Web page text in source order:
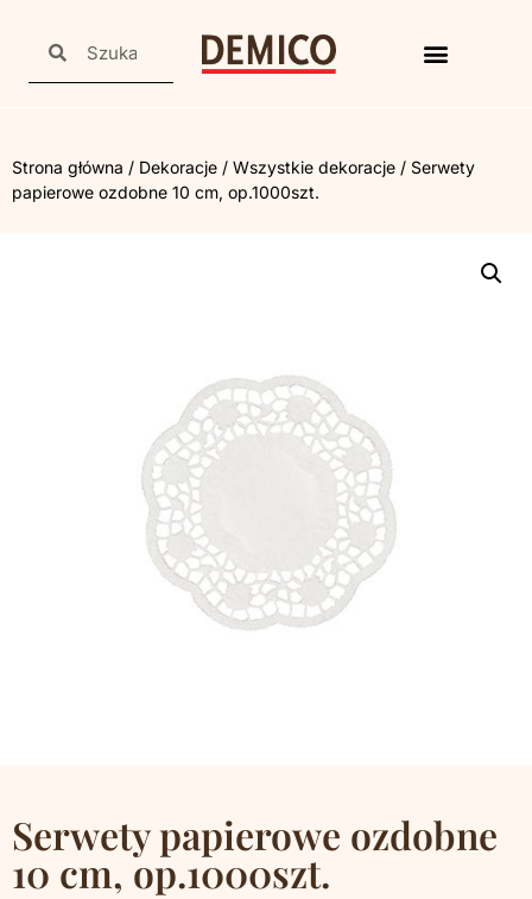
Strona główna / Dekoracje / Wszystkie dekoracje / Serwety
papierowe ozdobne 10 cm, op.1000szt.
Serwety papierowe ozdobne
10 cm, op.1000szt.